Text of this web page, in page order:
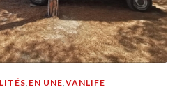
EN UNE VANLIFE